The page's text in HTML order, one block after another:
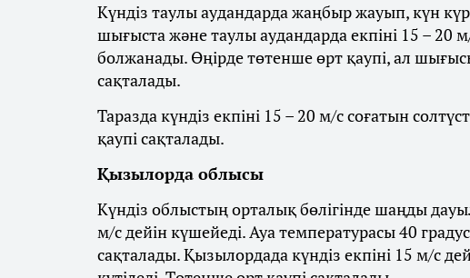
Күндіз таулы аудандарда жаңбыр жауып, күн
шығыста және таулы аудандарда екпіні 15 – 20
болжанады. Өңірде төтенше өрт қаупі, ал
сақталады.
Таразда күндіз екпіні 15 – 20 м/с соғатын
қаупі сақталады.
Қызылорда облысы
Күндіз облыстың орталық бөлігінде шаңды
м/с дейін күшейеді. Ауа температурасы 40
сақталады. Қызылордада күндіз екпіні 15 м/с